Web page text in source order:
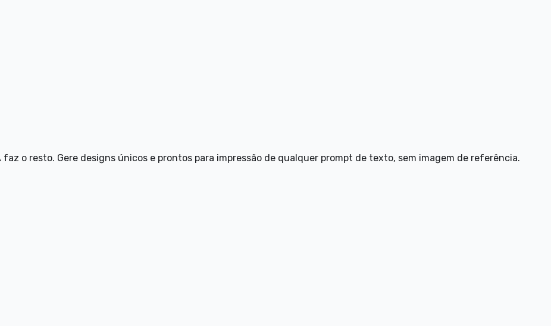
o resto. Gere designs únicos e prontos para impressão de qualquer prompt de texto, sem imagem de referência.